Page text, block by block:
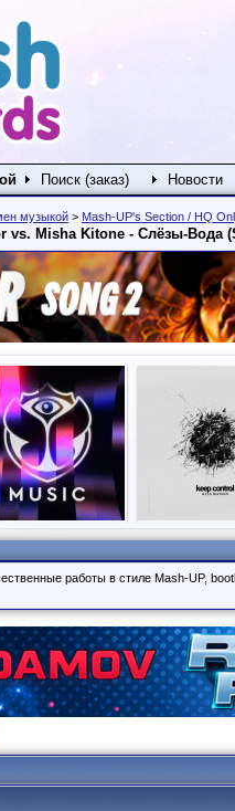
Поиск (заказ) Новости
музыкой > Mash-UP's Section / HQ
vs. Misha Kitone - Слёзы-Вода
работы в стиле Mash-UP,